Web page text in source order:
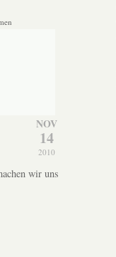
NOV
14
2010
wir uns